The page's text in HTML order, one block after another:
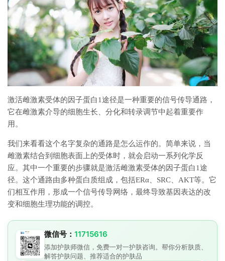
激活雌激素受体的因子蛋白1途径是一种重要的信号传导通路，
它在雌激素介导的细胞生长、分化和转录调节中起着重要作
用。
我们来看看这个名字复杂的通路是怎么运作的。简单来说，当
雌激素结合到细胞表面上的受体时，就会启动一系列化学反
应。其中一个重要的步骤就是激活雌激素受体的因子蛋白1途
径。这个通路由多种蛋白质组成，包括ERα、SRC、AKT等。它
们相互作用，形成一个信号传导网络，最终导致基因表达的改
变和细胞生理功能的调控。
微信号： 11715616
添加护肤师微信，免费一对一护肤咨询。帮你分析肤质、
解答护肤问题、推荐适合的护肤品